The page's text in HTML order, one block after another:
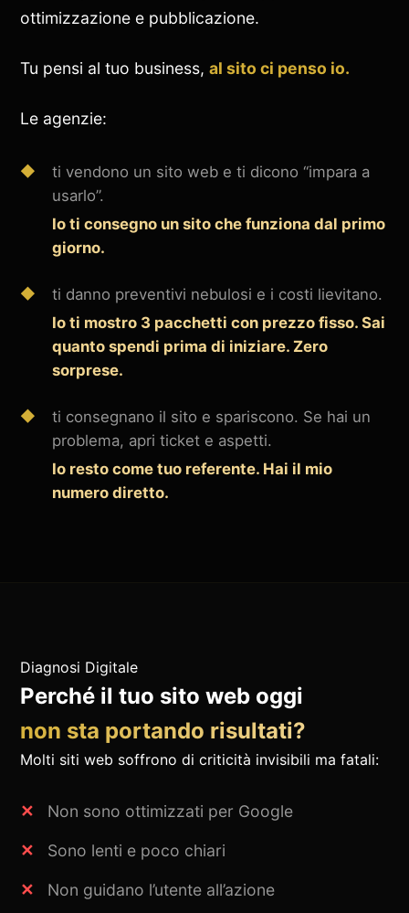
ottimizzazione e pubblicazione.
Tu pensi al tuo business,al sito ci penso io.
Le agenzie:
ti vendono un sito web e ti dicono “impara a
usarlo”.
Io ti consegno un sito che funziona dal primo
giorno.
ti danno preventivi nebulosi e i costi lievitano.
Io ti mostro 3 pacchetti con prezzo fisso. Sai
quanto spendi prima di iniziare. Zero
sorprese.
ti consegnano il sito e spariscono. Se hai un
problema, apri ticket e aspetti.
Io resto come tuo referente. Hai il mio
numero diretto.
Diagnosi Digitale
Perché il tuo sito web oggi
non sta portando risultati?
Molti siti web soffrono di criticità invisibili ma fatali:
Non sono ottimizzati per Google
Sono lenti e poco chiari
Non guidano l’utente all’azione